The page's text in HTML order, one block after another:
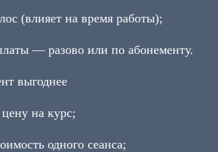
(влияет на время работы);
— разово или по абонементу.
выгоднее
на курс;
одного сеанса;